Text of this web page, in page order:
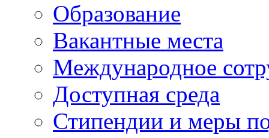
Образование
Вакантные места
Международное
Доступная среда
Стипендии и меры